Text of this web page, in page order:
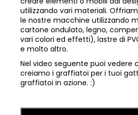
utilizzando vari materiali.
le nostre macchine utilizzando
cartone ondulato, legno,
vari colori ed effetti), lastre di
e molto altro.
Nel video seguente puoi vedere
creiamo i graffiatoi per i tuoi
graffiatoi in azione. :)